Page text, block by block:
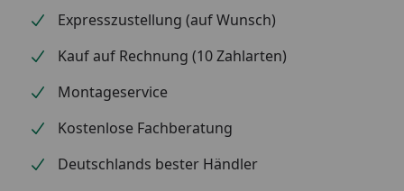
Expresszustellung (auf Wunsch)
Kauf auf Rechnung (10 Zahlarten)
Montageservice
Kostenlose Fachberatung
Deutschlands bester Händler